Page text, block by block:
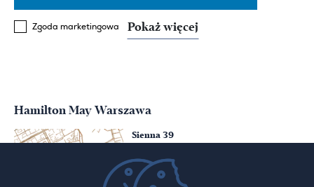
Zgoda marketingowa Pokaż więcej
Hamilton May Warszawa
Sienna 39
(+48) 22 428 16 15
warsaw@hamiltonmay.com